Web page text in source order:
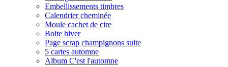
Embellissements timbres
Calendrier cheminée
Moule cachet de cire
Boite hiver
Page scrap champignons suite
5 cartes automne
Album C'est l'automne